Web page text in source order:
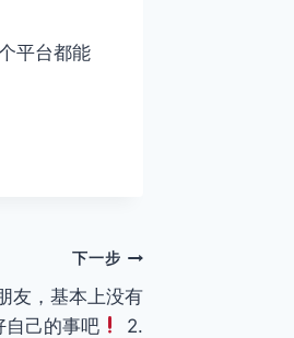
平台都能
下一步
友，基本上没有
自己的事吧
2.